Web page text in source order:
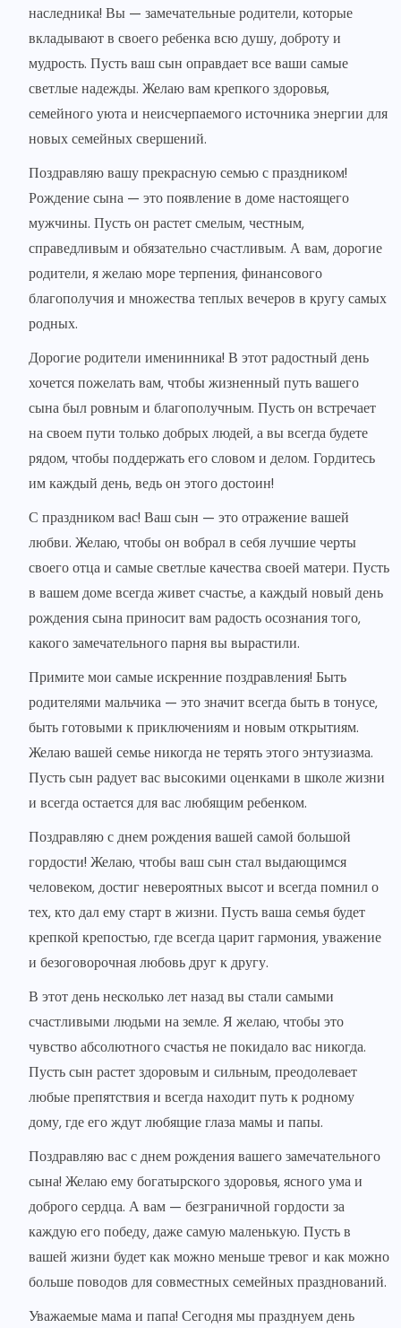
наследника! Вы — замечательные родители, которые
вкладывают в своего ребенка всю душу, доброту и
мудрость. Пусть ваш сын оправдает все ваши самые
светлые надежды. Желаю вам крепкого здоровья,
семейного уюта и неисчерпаемого источника энергии для
новых семейных свершений.
Поздравляю вашу прекрасную семью с праздником!
Рождение сына — это появление в доме настоящего
мужчины. Пусть он растет смелым, честным,
справедливым и обязательно счастливым. А вам, дорогие
родители, я желаю море терпения, финансового
благополучия и множества теплых вечеров в кругу самых
родных.
Дорогие родители именинника! В этот радостный день
хочется пожелать вам, чтобы жизненный путь вашего
сына был ровным и благополучным. Пусть он встречает
на своем пути только добрых людей, а вы всегда будете
рядом, чтобы поддержать его словом и делом. Гордитесь
им каждый день, ведь он этого достоин!
С праздником вас! Ваш сын — это отражение вашей
любви. Желаю, чтобы он вобрал в себя лучшие черты
своего отца и самые светлые качества своей матери. Пусть
в вашем доме всегда живет счастье, а каждый новый день
рождения сына приносит вам радость осознания того,
какого замечательного парня вы вырастили.
Примите мои самые искренние поздравления! Быть
родителями мальчика — это значит всегда быть в тонусе,
быть готовыми к приключениям и новым открытиям.
Желаю вашей семье никогда не терять этого энтузиазма.
Пусть сын радует вас высокими оценками в школе жизни
и всегда остается для вас любящим ребенком.
Поздравляю с днем рождения вашей самой большой
гордости! Желаю, чтобы ваш сын стал выдающимся
человеком, достиг невероятных высот и всегда помнил о
тех, кто дал ему старт в жизни. Пусть ваша семья будет
крепкой крепостью, где всегда царит гармония, уважение
и безоговорочная любовь друг к другу.
В этот день несколько лет назад вы стали самыми
счастливыми людьми на земле. Я желаю, чтобы это
чувство абсолютного счастья не покидало вас никогда.
Пусть сын растет здоровым и сильным, преодолевает
любые препятствия и всегда находит путь к родному
дому, где его ждут любящие глаза мамы и папы.
Поздравляю вас с днем рождения вашего замечательного
сына! Желаю ему богатырского здоровья, ясного ума и
доброго сердца. А вам — безграничной гордости за
каждую его победу, даже самую маленькую. Пусть в
вашей жизни будет как можно меньше тревог и как можно
больше поводов для совместных семейных празднований.
Уважаемые мама и папа! Сегодня мы празднуем день